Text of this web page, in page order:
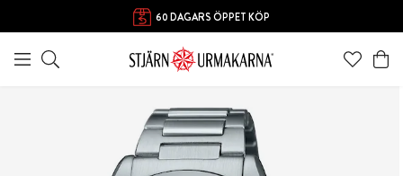
60 DAGARS ÖPPET KÖP